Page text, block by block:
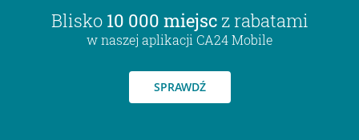
Blisko 10 000 miejsc z rabatami
w naszej aplikacji CA24 Mobile
SPRAWDŹ